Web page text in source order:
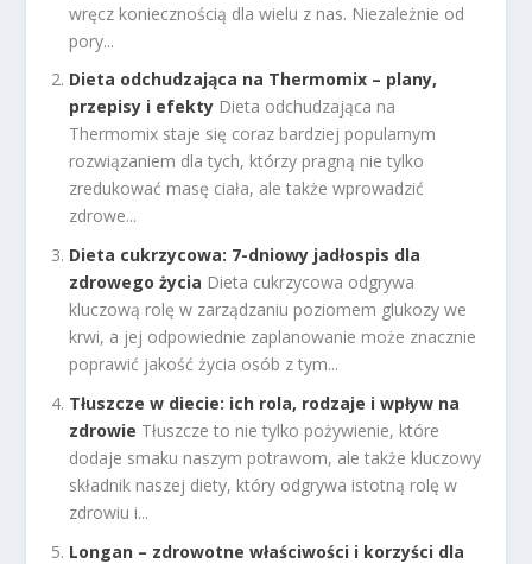
wręcz koniecznością dla wielu z nas. Niezależnie od
pory...
Dieta odchudzająca na Thermomix – plany,
przepisy i efekty Dieta odchudzająca na
Thermomix staje się coraz bardziej popularnym
rozwiązaniem dla tych, którzy pragną nie tylko
zredukować masę ciała, ale także wprowadzić
zdrowe...
Dieta cukrzycowa: 7-dniowy jadłospis dla
zdrowego życia Dieta cukrzycowa odgrywa
kluczową rolę w zarządzaniu poziomem glukozy we
krwi, a jej odpowiednie zaplanowanie może znacznie
poprawić jakość życia osób z tym...
Tłuszcze w diecie: ich rola, rodzaje i wpływ na
zdrowie Tłuszcze to nie tylko pożywienie, które
dodaje smaku naszym potrawom, ale także kluczowy
składnik naszej diety, który odgrywa istotną rolę w
zdrowiu i...
Longan – zdrowotne właściwości i korzyści dla